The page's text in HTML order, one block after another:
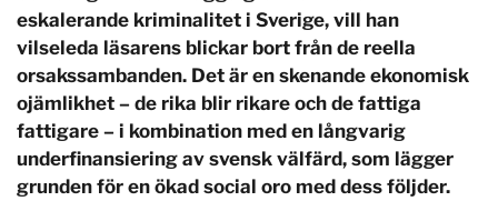
eskalerande kriminalitet i Sverige, vill han
vilseleda läsarens blickar bort från de reella
orsakssambanden. Det är en skenande ekonomisk
ojämlikhet – de rika blir rikare och de fattiga
fattigare – i kombination med en långvarig
underfinansiering av svensk välfärd, som lägger
grunden för en ökad social oro med dess följder.